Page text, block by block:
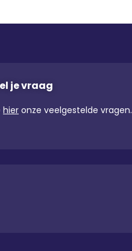
je vraag
hier onze veelgestelde vragen.